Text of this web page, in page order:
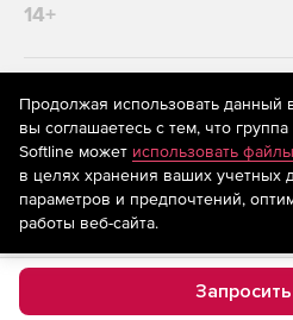
14+
На информационном ресурсе
рекомендательные технологии
предоставления информации на
систематизации и анализа
предпочтениям пользователей
находящихся на территории
Продолжая использовать данный
вы соглашаетесь с тем, что
Softline может использовать
в целях хранения ваших учетных
параметров и предпочтений,
работы веб-сайта.